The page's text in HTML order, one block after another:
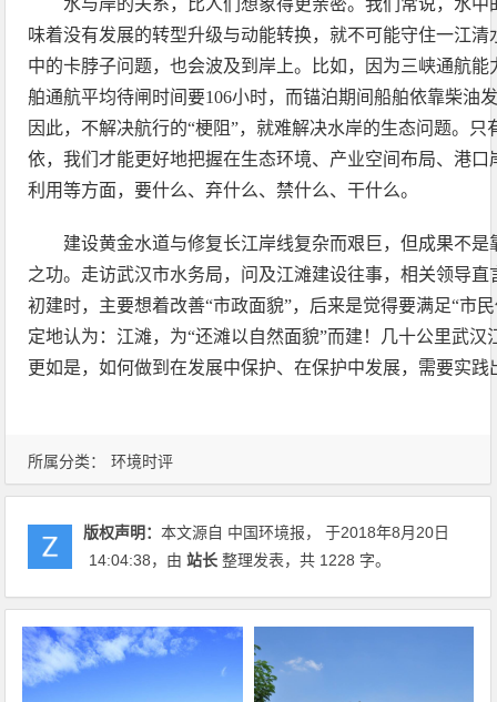
所属分类： 环境时评
水与岸的关系，比人们想象得更亲密。我们常说，水
味着没有发展的转型升级与动能转换，就不可能守住一江
中的卡脖子问题，也会波及到岸上。比如，因为三峡通航能
舶通航平均待闸时间要106小时，而锚泊期间船舶依靠柴油
因此，不解决航行的“梗阻”，就难解决水岸的生态问题。
依，我们才能更好地把握在生态环境、产业空间布局、港
利用等方面，要什么、弃什么、禁什么、干什么。
建设黄金水道与修复长江岸线复杂而艰巨，但成果不
之功。走访武汉市水务局，问及江滩建设往事，相关领导
初建时，主要想着改善“市政面貌”，后来是觉得要满足“市
定地认为：江滩，为“还滩以自然面貌”而建！几十公里武
更如是，如何做到在发展中保护、在保护中发展，需要实践
版权声明：本文源自 中国环境报， 于2018年8月20日
14:04:38，由站长 整理发表，共 1228 字。